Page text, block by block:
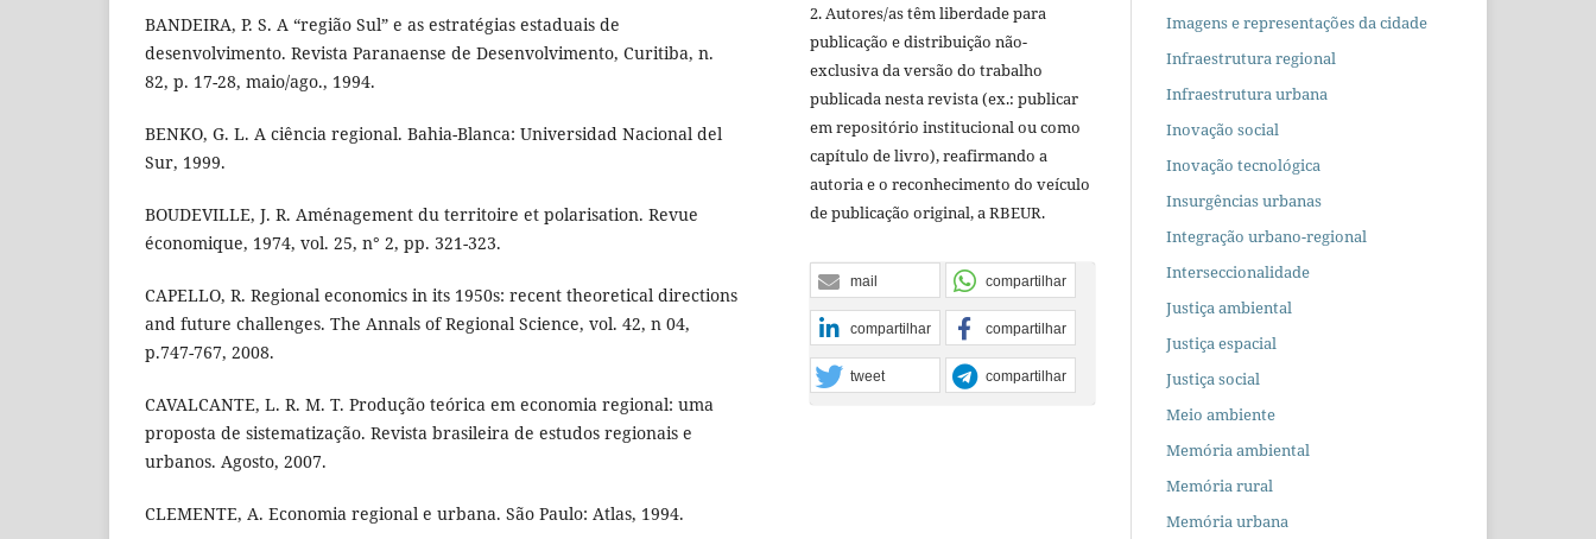
BANDEIRA, P. S. A “região Sul” e as estratégias estaduais de
desenvolvimento. Revista Paranaense de Desenvolvimento, Curitiba, n.
82, p. 17-28, maio/ago., 1994.
BENKO, G. L. A ciência regional. Bahia-Blanca: Universidad Nacional del
Sur, 1999.
BOUDEVILLE, J. R. Aménagement du territoire et polarisation. Revue
économique, 1974, vol. 25, n° 2, pp. 321-323.
CAPELLO, R. Regional economics in its 1950s: recent theoretical directions
and future challenges. The Annals of Regional Science, vol. 42, n 04,
p.747-767, 2008.
CAVALCANTE, L. R. M. T. Produção teórica em economia regional: uma
proposta de sistematização. Revista brasileira de estudos regionais e
urbanos. Agosto, 2007.
CLEMENTE, A. Economia regional e urbana. São Paulo: Atlas, 1994.
2. Autores/as têm liberdade para
publicação e distribuição não-
exclusiva da versão do trabalho
publicada nesta revista (ex.: publicar
em repositório institucional ou como
capítulo de livro), reafirmando a
autoria e o reconhecimento do veículo
de publicação original, a RBEUR.
mail compartilhar
compartilhar compartilhar
tweet compartilhar
Imagens e representações da cidade
Infraestrutura regional
Infraestrutura urbana
Inovação social
Inovação tecnológica
Insurgências urbanas
Integração urbano-regional
Interseccionalidade
Justiça ambiental
Justiça espacial
Justiça social
Meio ambiente
Memória ambiental
Memória rural
Memória urbana